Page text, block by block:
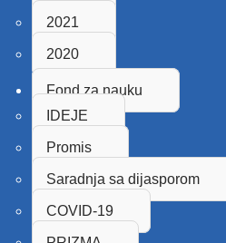
2021
2020
Fond za nauku
IDEJE
Promis
Saradnja sa dijasporom
COVID-19